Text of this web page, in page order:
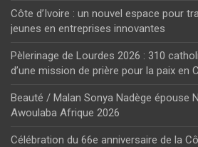
Côte d’Ivoire : un nouvel espace pour
jeunes en entreprises innovantes
Pèlerinage de Lourdes 2026 : 310
d’une mission de prière pour la paix en
Beauté / Malan Sonya Nadège épouse
Awoulaba Afrique 2026
Célébration du 66e anniversaire de la